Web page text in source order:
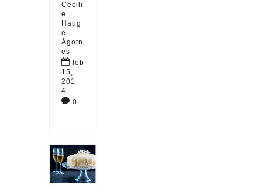
Cecili
e
Haug
e
Ågotn
es
 feb
15,
201
4
 0